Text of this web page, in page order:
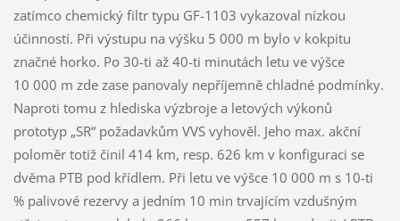
zatímco chemický filtr typu GF-1103 vykazoval nízkou
účinností. Při výstupu na výšku 5 000 m bylo v kokpitu
značné horko. Po 30-ti až 40-ti minutách letu ve výšce
10 000 m zde zase panovaly nepříjemně chladné podmínky.
Naproti tomu z hlediska výzbroje a letových výkonů
prototyp „SR“ požadavkům VVS vyhověl. Jeho max. akční
poloměr totiž činil 414 km, resp. 626 km v konfiguraci se
dvěma PTB pod křídlem. Při letu ve výšce 10 000 m s 10-ti
% palivové rezervy a jedním 10 min trvajícím vzdušným